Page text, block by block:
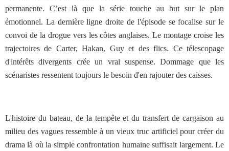
permanente. C’est là que la série touche au but sur le plan
émotionnel. La dernière ligne droite de l'épisode se focalise sur le
convoi de la drogue vers les côtes anglaises. Le montage croise les
trajectoires de Carter, Hakan, Guy et des flics. Ce télescopage
d'intérêts divergents crée un vrai suspense. Dommage que les
scénaristes ressentent toujours le besoin d'en rajouter des caisses.
L'histoire du bateau, de la tempête et du transfert de cargaison au
milieu des vagues ressemble à un vieux truc artificiel pour créer du
drama là où la simple confrontation humaine suffisait largement. Le